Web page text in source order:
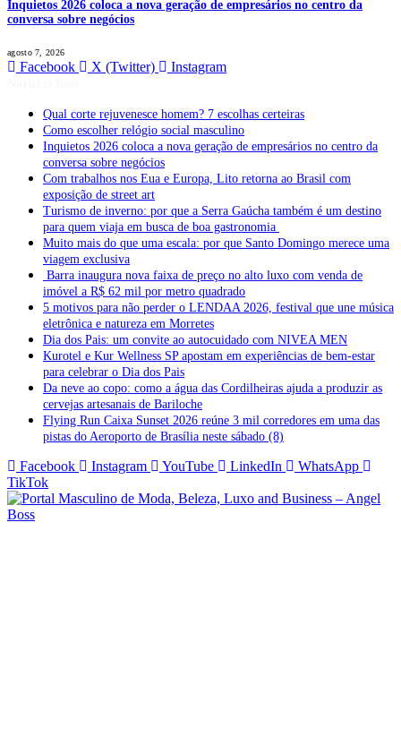
Inquietos 2026 coloca a nova geração de empresários no centro da
conversa sobre negócios
agosto 7, 2026
Facebook X (Twitter) Instagram
Qual corte rejuvenesce homem? 7 escolhas certeiras
Como escolher relógio social masculino
Inquietos 2026 coloca a nova geração de empresários no centro da
conversa sobre negócios
Com trabalhos nos Eua e Europa, Lito retorna ao Brasil com
exposição de street art
Turismo de inverno: por que a Serra Gaúcha também é um destino
para quem viaja em busca de boa gastronomia
Muito mais do que uma escala: por que Santo Domingo merece uma
viagem exclusiva
Barra inaugura nova faixa de preço no alto luxo com venda de
imóvel a R$ 62 mil por metro quadrado
5 motivos para não perder o LENDAA 2026, festival que une música
eletrônica e natureza em Morretes
Dia dos Pais: um convite ao autocuidado com NIVEA MEN
Kurotel e Kur Wellness SP apostam em experiências de bem-estar
para celebrar o Dia dos Pais
Da neve ao copo: como a água das Cordilheiras ajuda a produzir as
cervejas artesanais de Bariloche
Flying Run Caixa Sunset 2026 reúne 3 mil corredores em uma das
pistas do Aeroporto de Brasília neste sábado (8)
Facebook Instagram YouTube LinkedIn
WhatsApp
TikTok